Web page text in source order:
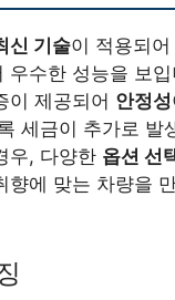
신 기술이 적용되
우수한 성능을 보
이 제공되어 안정성
세금이 추가로 발
우, 다양한 옵션 선
향에 맞는 차량을